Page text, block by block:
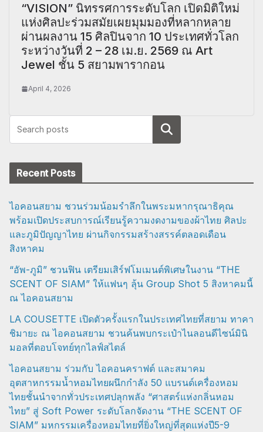
“VISION” นิทรรศการระดับโลก เปิดมิติใหม่
แห่งศิลปะร่วมสมัยเผยมุมมองที่หลากหลาย
ผ่านผลงาน 15 ศิลปินจาก 10 ประเทศทั่วโลก
ระหว่างวันที่ 2 – 28 เม.ย. 2569 ณ Art
Jewel ชั้น 5 สยามพารากอน
April 4, 2026
Search
Recent Posts
ไอคอนสยาม ชวนร่วมน้อมรำลึกในพระมหากรุณาธิคุณ
พร้อมเปิดประสบการณ์เรียนรู้ความงดงามของผ้าไทย ศิลปะ
และภูมิปัญญาไทย ผ่านกิจกรรมสร้างสรรค์ตลอดเดือน
สิงหาคม
“อัพ-ภูมิ” ชวนฟิน เตรียมเสิร์ฟโมเมนต์พิเศษในงาน “THE
SCENT OF SIAM” ให้แฟนๆ ลุ้น Group Shot 5 สิงหาคมนี้
ณ ไอคอนสยาม
LA COUSETTE เปิดตัวครั้งแรกในประเทศไทยที่สยาม ทาคา
ชิมายะ ณ ไอคอนสยาม ชวนค้นพบกระเป๋าไนลอนดีไซน์มินิ
มอลที่ตอบโจทย์ทุกไลฟ์สไตล์
ไอคอนสยาม ร่วมกับ ไอคอนคราฟต์ และสมาคม
อุตสาหกรรมน้ำหอมไทยผนึกกำลัง 50 แบรนด์เครื่องหอม
ไทยชั้นนำจากทั่วประเทศปลุกพลัง “ศาสตร์แห่งกลิ่นหอม
ไทย” สู่ Soft Power ระดับโลกจัดงาน “THE SCENT OF
SIAM” มหกรรมเครื่องหอมไทยที่ยิ่งใหญ่ที่สุดแห่งปี5-9